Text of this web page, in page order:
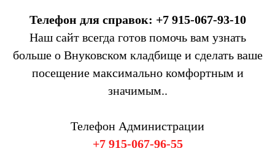
Телефон для справок: +7 915-067-93-10
Наш сайт всегда готов помочь вам узнать
больше о Внуковском кладбище и сделать ваше
посещение максимально комфортным и
значимым..
Телефон Администрации
+7 915-067-96-55